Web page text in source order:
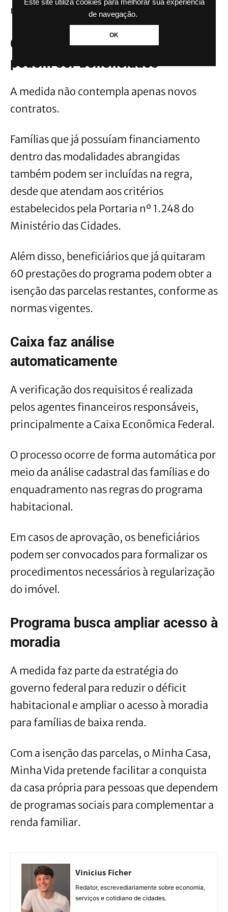
Este site utiliza cookies para melhorar sua experiência
de navegação.
OK
núcleo familiar.
Contratos antigos também
podem ser beneficiados
A medida não contempla apenas novos
contratos.
Famílias que já possuíam financiamento
dentro das modalidades abrangidas
também podem ser incluídas na regra,
desde que atendam aos critérios
estabelecidos pela Portaria nº 1.248 do
Ministério das Cidades.
Além disso, beneficiários que já quitaram
60 prestações do programa podem obter a
isenção das parcelas restantes, conforme as
normas vigentes.
Caixa faz análise
automaticamente
A verificação dos requisitos é realizada
pelos agentes financeiros responsáveis,
principalmente a Caixa Econômica Federal.
O processo ocorre de forma automática por
meio da análise cadastral das famílias e do
enquadramento nas regras do programa
habitacional.
Em casos de aprovação, os beneficiários
podem ser convocados para formalizar os
procedimentos necessários à regularização
do imóvel.
Programa busca ampliar acesso à
moradia
A medida faz parte da estratégia do
governo federal para reduzir o déficit
habitacional e ampliar o acesso à moradia
para famílias de baixa renda.
Com a isenção das parcelas, o Minha Casa,
Minha Vida pretende facilitar a conquista
da casa própria para pessoas que dependem
de programas sociais para complementar a
renda familiar.
Vinicius Ficher
Redator, escrevediariamente sobre economia,
serviços e cotidiano de cidades.